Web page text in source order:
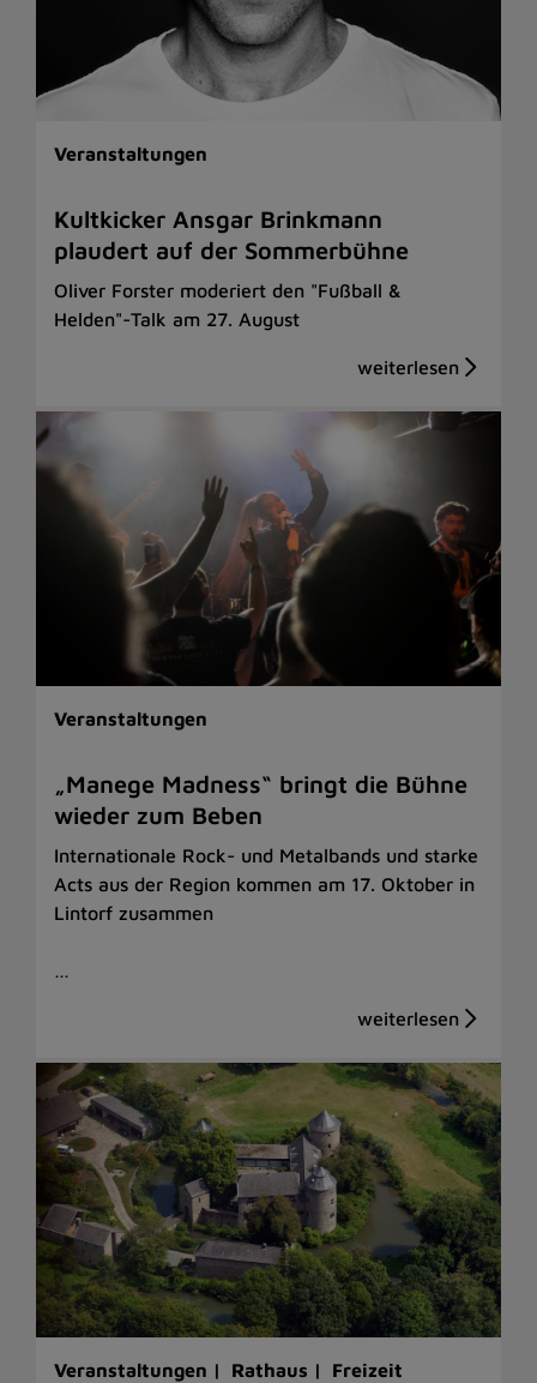
Veranstaltungen
Kultkicker Ansgar Brinkmann
plaudert auf der Sommerbühne
Oliver Forster moderiert den "Fußball &
Helden"-Talk am 27. August
Veranstaltungen
„Manege Madness“ bringt die Bühne
wieder zum Beben
Internationale Rock- und Metalbands und starke
Acts aus der Region kommen am 17. Oktober in
Lintorf zusammen
…
Veranstaltungen | Rathaus | Freizeit